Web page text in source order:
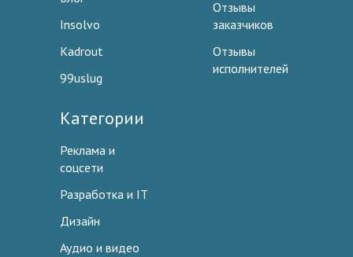
Insolvo
Kadrout
99uslug
Отзывы
заказчиков
Отзывы
исполнителей
Категории
Реклама и
соцсети
Разработка и IT
Дизайн
Аудио и видео